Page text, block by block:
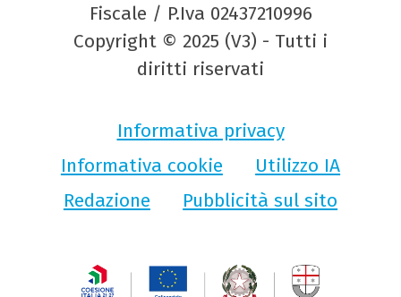
Fiscale / P.Iva 02437210996
Copyright © 2025 (V3) - Tutti i
diritti riservati
Informativa privacy
Informativa cookie
Utilizzo IA
Redazione
Pubblicità sul sito